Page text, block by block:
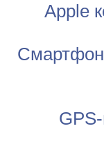
Apple